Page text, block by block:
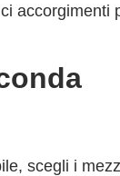
accorgimenti
scegli i